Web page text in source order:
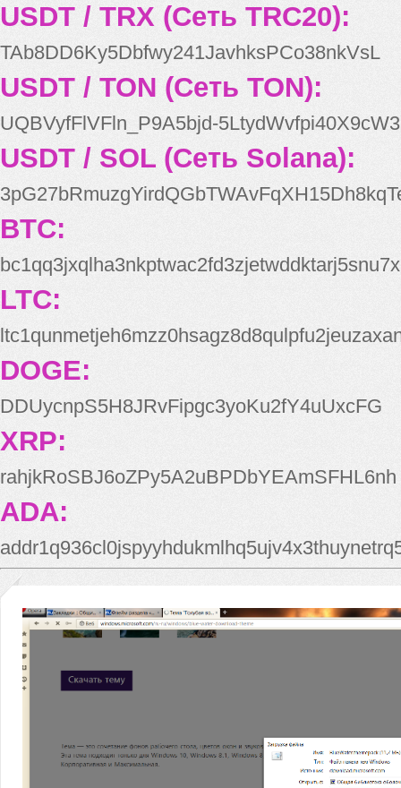
USDT / TRX (Сеть TRC20):
TAb8DD6Ky5Dbfwy241JavhksPCo38nkVsL
USDT / TON (Сеть TON):
UQBVyfFlVFln_P9A5bjd-
USDT / SOL (Сеть Solana):
BTC:
bc1qq3jxqlha3nkptwac2fd3zjetwddktarj5snu7x
LTC:
DOGE:
DDUycnpS5H8JRvFipgc3yoKu2fY4uUxcFG
XRP:
rahjkRoSBJ6oZPy5A2uBPDbYEAmSFHL6nh
ADA: